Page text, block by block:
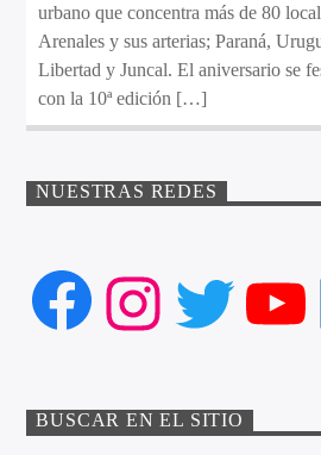
urbano que concentra más de 80
Arenales y sus arterias; Paraná,
Libertad y Juncal. El aniversario se
con la 10ª edición […]
NUESTRAS REDES
Facebook
Instagram
BUSCAR EN EL SITIO